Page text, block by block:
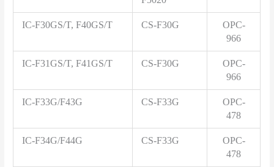
IC-F30GS/T, F40GS/T CS-F30G
OPC-
966
IC-F31GS/T, F41GS/T CS-F30G
OPC-
966
IC-F33G/F43G CS-F33G
OPC-
478
IC-F34G/F44G CS-F33G
OPC-
478